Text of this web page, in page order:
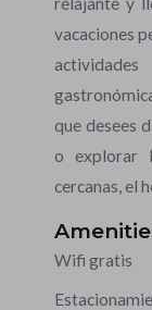
vacaciones
que desees
o explorar
cercanas, el
Wifi gratis